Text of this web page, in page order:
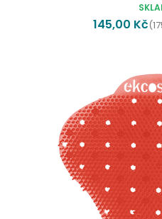
145,00 Kč(